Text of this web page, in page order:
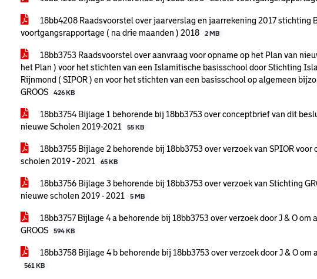
18bb4208 Raadsvoorstel over jaarverslag en jaarrekening 2017 stichting
voortgangsrapportage ( na drie maanden ) 2018
2 MB
18bb3753 Raadsvoorstel over aanvraag voor opname op het Plan van
het Plan ) voor het stichten van een Islamitische basisschool door Stichting
Rijnmond ( SIPOR ) en voor het stichten van een basisschool op algemeen
GROOS
426 KB
18bb3754 Bijlage 1 behorende bij 18bb3753 over conceptbrief van dit
nieuwe Scholen 2019-2021
55 KB
18bb3755 Bijlage 2 behorende bij 18bb3753 over verzoek van SPIOR
scholen 2019 - 2021
65 KB
18bb3756 Bijlage 3 behorende bij 18bb3753 over verzoek van Stichting
nieuwe scholen 2019 - 2021
5 MB
18bb3757 Bijlage 4 a behorende bij 18bb3753 over verzoek door J & O
GROOS
594 KB
18bb3758 Bijlage 4 b behorende bij 18bb3753 over verzoek door J & O
561 KB